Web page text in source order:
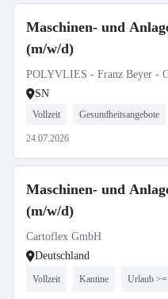
Maschinen- und
(m/w/d)
POLYVLIES - Franz Beyer -
SN
Vollzeit Gesundheitsangebote
24.07.2026
Maschinen- und
(m/w/d)
Cartoflex GmbH
Deutschland
Vollzeit Kantine Urlaub